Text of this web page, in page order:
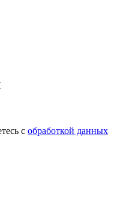
с обработкой данных